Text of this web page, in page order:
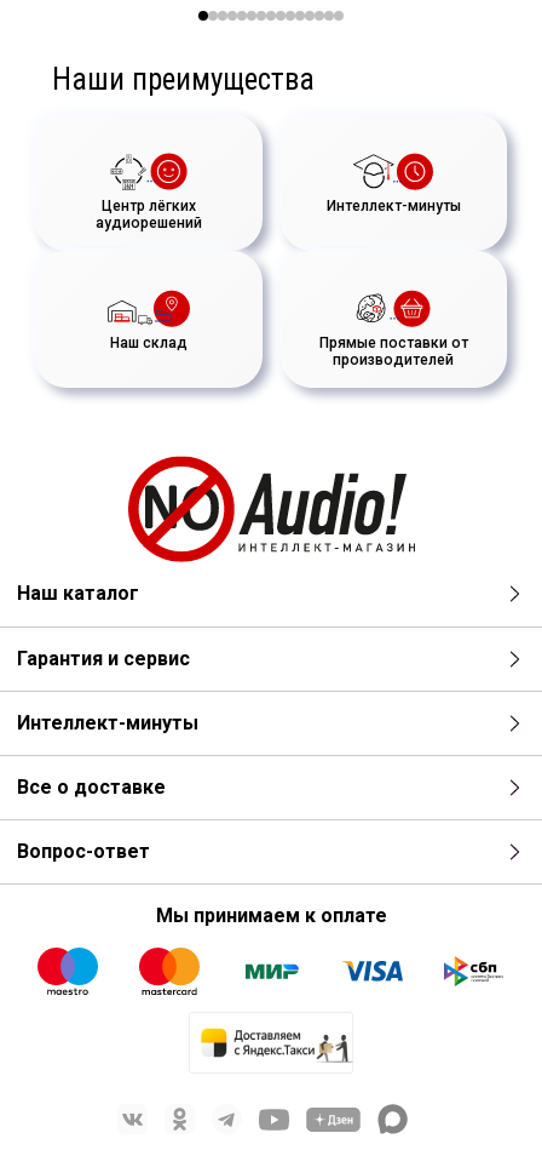
Наши преимущества
Центр лёгких
аудиорешений
Интеллект-минуты
Наш склад
Прямые поставки от
производителей
Наш каталог
Гарантия и сервис
Интеллект-минуты
Все о доставке
Вопрос-ответ
Мы принимаем к оплате